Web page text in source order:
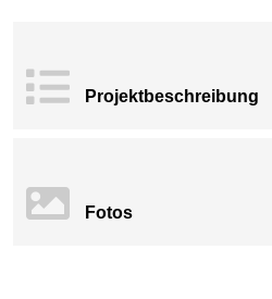
Projekt­beschreibung
Fotos